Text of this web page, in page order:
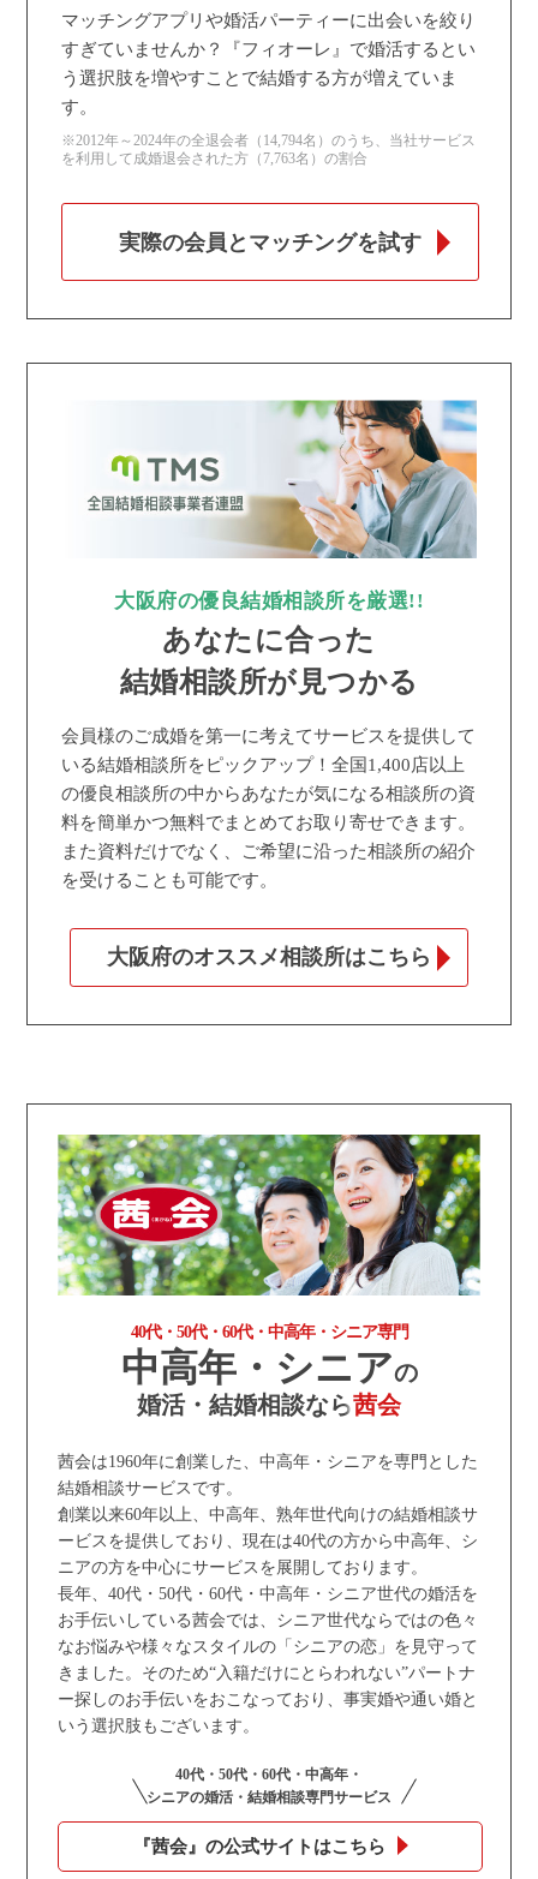
マッチングアプリや婚活パーティーに出会いを絞り
すぎていませんか？『フィオーレ』で婚活するとい
う選択肢を増やすことで結婚する方が増えていま
す。
※2012年～2024年の全退会者（14,794名）のうち、当社サービス
を利用して成婚退会された方（7,763名）の割合
実際の会員とマッチングを試す
大阪府の優良結婚相談所を厳選!!
あなたに合った
結婚相談所が見つかる
会員様のご成婚を第一に考えてサービスを提供して
いる結婚相談所をピックアップ！全国1,400店以上
の優良相談所の中からあなたが気になる相談所の資
料を簡単かつ無料でまとめてお取り寄せできます。
また資料だけでなく、ご希望に沿った相談所の紹介
を受けることも可能です。
大阪府のオススメ相談所はこちら
40代・50代・60代・中高年・シニア専門
中高年・シニアの
婚活・結婚相談なら茜会
茜会は1960年に創業した、中高年・シニアを専門とした
結婚相談サービスです。
創業以来60年以上、中高年、熟年世代向けの結婚相談サ
ービスを提供しており、現在は40代の方から中高年、シ
ニアの方を中心にサービスを展開しております。
長年、40代・50代・60代・中高年・シニア世代の婚活を
お手伝いしている茜会では、シニア世代ならではの色々
なお悩みや様々なスタイルの「シニアの恋」を見守って
きました。そのため“入籍だけにとらわれない”パートナ
ー探しのお手伝いをおこなっており、事実婚や通い婚と
いう選択肢もございます。
40代・50代・60代・中高年・
シニアの婚活・結婚相談専門サービス
『茜会』の公式サイトはこちら